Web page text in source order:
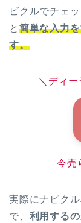
ビクルでチェ
と 簡単な入力
す。
＼ディ
今売
実際にナビク
で、 利用する